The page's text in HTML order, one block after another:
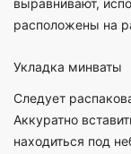
выравнивают,
расположены на
Укладка минваты
Следует
Аккуратно
находиться под